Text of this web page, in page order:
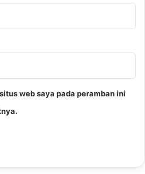
web saya pada peramban ini